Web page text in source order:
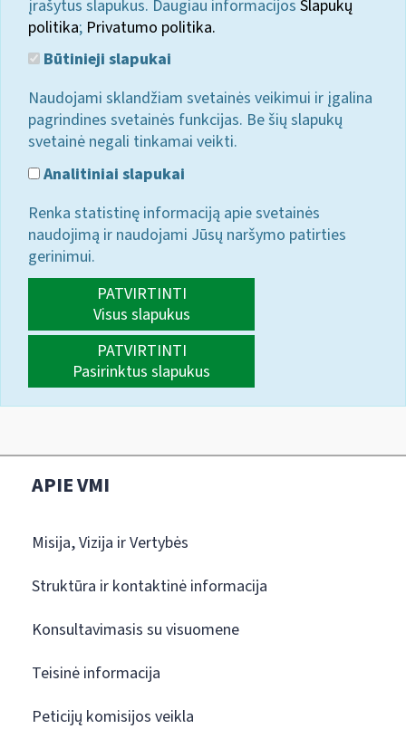
įrašytus slapukus. Daugiau informacijos Slapukų
politika; Privatumo politika.
Būtinieji slapukai
Naudojami sklandžiam svetainės veikimui ir įgalina
pagrindines svetainės funkcijas. Be šių slapukų
svetainė negali tinkamai veikti.
Analitiniai slapukai
Renka statistinę informaciją apie svetainės
naudojimą ir naudojami Jūsų naršymo patirties
gerinimui.
PATVIRTINTI
Visus slapukus
PATVIRTINTI
Pasirinktus slapukus
APIE VMI
Misija, Vizija ir Vertybės
Struktūra ir kontaktinė informacija
Konsultavimasis su visuomene
Teisinė informacija
Peticijų komisijos veikla